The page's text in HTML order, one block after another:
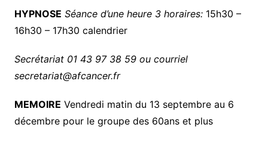
HYPNOSE Séance d’une heure 3 horaires:15h30 –
16h30 – 17h30 calendrier
Secrétariat 01 43 97 38 59 ou courriel
secretariat@afcancer.fr
MEMOIRE Vendredi matin du 13 septembre au 6
décembre pour le groupe des 60ans et plus